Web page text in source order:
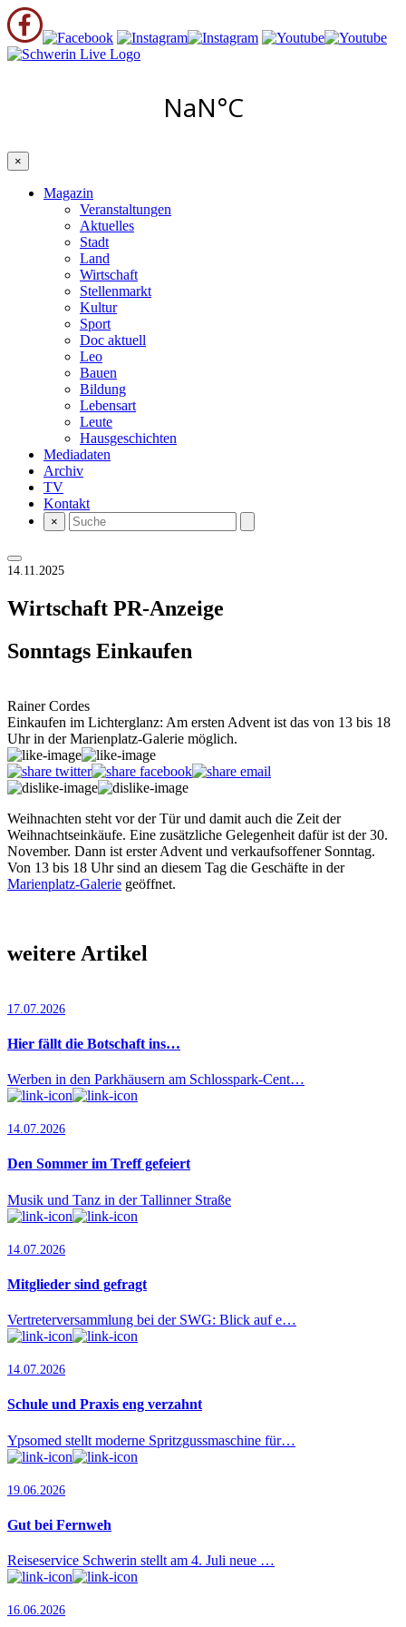
×
Magazin
Veranstaltungen
Aktuelles
Stadt
Land
Wirtschaft
Stellenmarkt
Kultur
Sport
Doc aktuell
Leo
Bauen
Bildung
Lebensart
Leute
Hausgeschichten
Mediadaten
Archiv
TV
Kontakt
×
14.11.2025
Wirtschaft PR-Anzeige
Sonntags Einkaufen
Rainer Cordes
Einkaufen im Lichterglanz: Am ersten Advent ist das von 13 bis 18
Uhr in der Marienplatz-Galerie möglich.
Weihnachten steht vor der Tür und damit auch die Zeit der
Weihnachts­einkäufe. Eine zusätzliche Gelegenheit dafür ist der 30.
November. Dann ist erster Advent und verkaufsoffener Sonntag.
Von 13 bis 18 Uhr sind an diesem Tag die Geschäfte in der
Marienplatz-Galerie geöffnet.
weitere Artikel
17.07.2026
Hier fällt die Botschaft ins…
Werben in den Parkhäusern am Schlosspark-Cent…
14.07.2026
Den Sommer im Treff gefeiert
Musik und Tanz in der Tallinner Straße
14.07.2026
Mitglieder sind gefragt
Vertreterversammlung bei der SWG: Blick auf e…
14.07.2026
Schule und Praxis eng verzahnt
Ypsomed stellt moderne Spritzgussmaschine für…
19.06.2026
Gut bei Fernweh
Reiseservice Schwerin stellt am 4. Juli neue …
16.06.2026